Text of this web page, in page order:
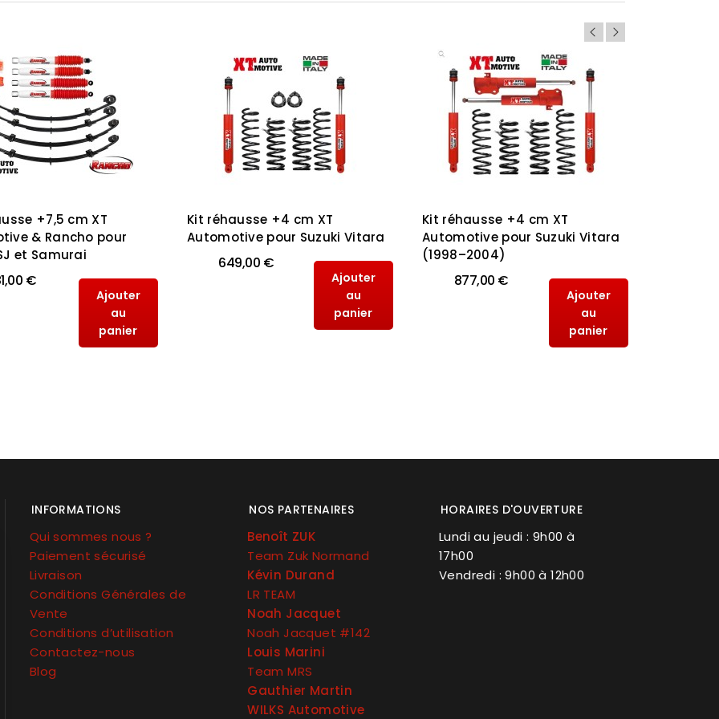
+7,5 cm XT
& Rancho pour
et Samurai
€
Ajouter
au
panier
Kit réhausse +4 cm XT
Automotive pour Suzuki Vitara
649,00 €
Ajouter
au
panier
Kit réhausse +4 cm XT
Automotive pour Suzuki Vitara
(1998–2004)
877,00 €
Ajouter
au
panier
INFORMATIONS
Qui sommes nous ?
Paiement sécurisé
Livraison
Conditions Générales de
Vente
Conditions d’utilisation
Contactez-nous
Blog
NOS PARTENAIRES
Benoît ZUK
Team Zuk Normand
Kévin Durand
LR TEAM
Noah Jacquet
Noah Jacquet #142
Louis Marini
Team MRS
Gauthier Martin
WILKS Automotive
HORAIRES D'OUVERTURE
Lundi au jeudi : 9h00 à
17h00
Vendredi : 9h00 à 12h00